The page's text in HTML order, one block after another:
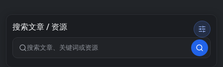
搜索文章 / 资源
搜索关键词